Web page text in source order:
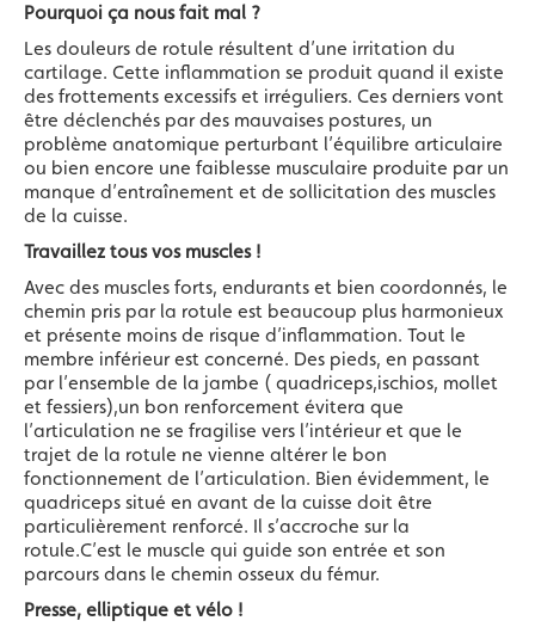
Pourquoi ça nous fait mal ?
Les douleurs de rotule résultent d’une irritation du
cartilage. Cette inflammation se produit quand il existe
des frottements excessifs et irréguliers. Ces derniers vont
être déclenchés par des mauvaises postures, un
problème anatomique perturbant l’équilibre articulaire
ou bien encore une faiblesse musculaire produite par un
manque d’entraînement et de sollicitation des muscles
de la cuisse.
Travaillez tous vos muscles !
Avec des muscles forts, endurants et bien coordonnés, le
chemin pris par la rotule est beaucoup plus harmonieux
et présente moins de risque d’inflammation. Tout le
membre inférieur est concerné. Des pieds, en passant
par l’ensemble de la jambe ( quadriceps,ischios, mollet
et fessiers),un bon renforcement évitera que
l’articulation ne se fragilise vers l’intérieur et que le
trajet de la rotule ne vienne altérer le bon
fonctionnement de l’articulation. Bien évidemment, le
quadriceps situé en avant de la cuisse doit être
particulièrement renforcé. Il s’accroche sur la
rotule.C’est le muscle qui guide son entrée et son
parcours dans le chemin osseux du fémur.
Presse, elliptique et vélo !